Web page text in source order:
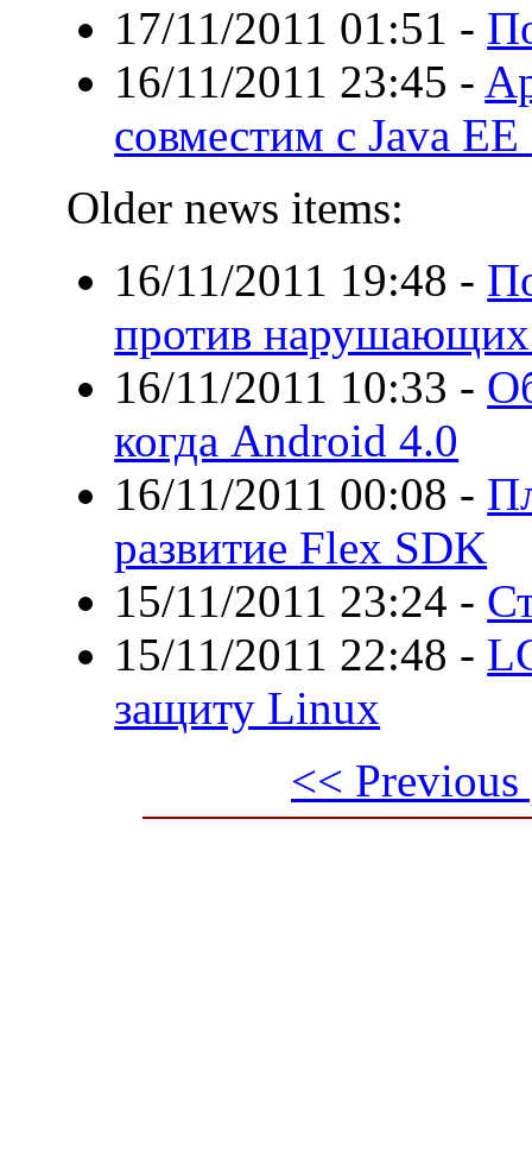
17/11/2011 01:51 -
16/11/2011 23:45 -
совместим с Java EE
Older news items:
16/11/2011 19:48 -
против нарушающих
16/11/2011 10:33 -
когда Android 4.0
16/11/2011 00:08 -
развитие Flex SDK
15/11/2011 23:24 -
15/11/2011 22:48 -
защиту Linux
<< Previous